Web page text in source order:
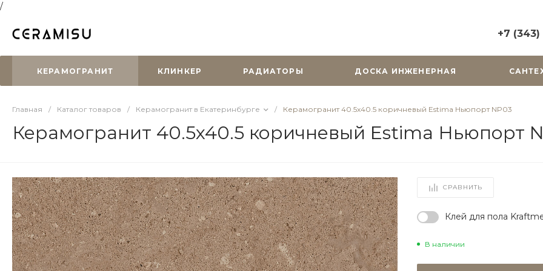
/
+7
г.
Горького,
+7 (343)
КЕРАМОГРАНИТ КЛИНКЕР РАДИАТОРЫ ДОСКА ИНЖЕНЕРНАЯ
Главная / Каталог товаров / Керамогранит в Екатеринбурге / Керамогранит 40.5x40.5 коричневый Estima Ньюпорт NP03
Керамогранит 40.5x40.5 коричневый Estima Ньюпорт
СРАВНИТЬ
Клей для пола
В наличии